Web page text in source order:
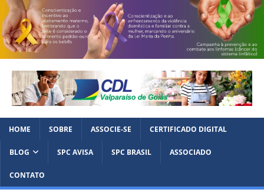
HOME SOBRE ASSOCIE-SE CERTIFICADO DIGITAL
BLOG SPC AVISA SPC BRASIL ASSOCIADO
CONTATO